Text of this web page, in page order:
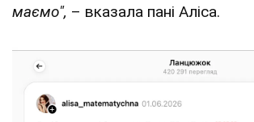
маємо", – вказала пані Аліса.